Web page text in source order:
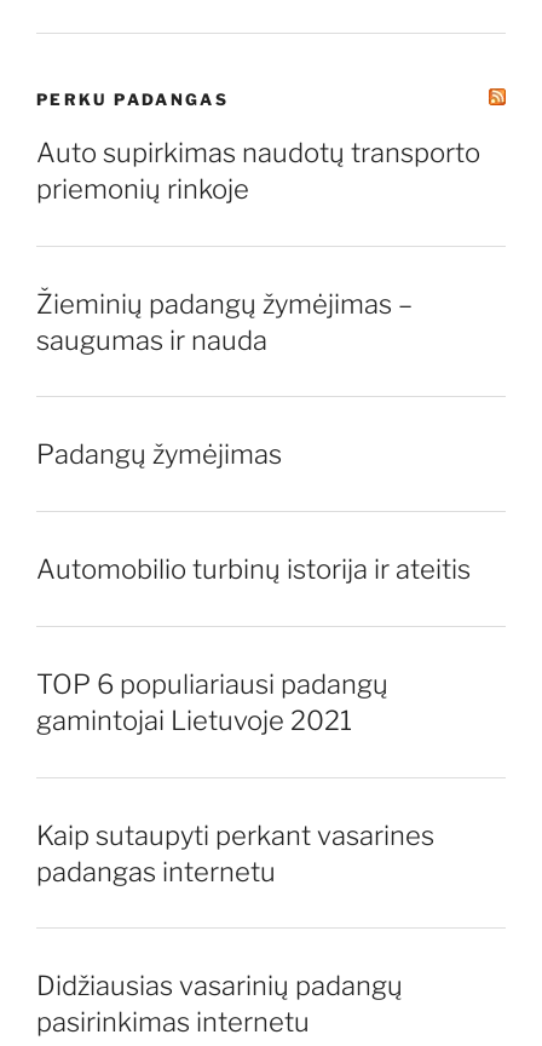
PERKU PADANGAS
Auto supirkimas naudotų transporto
priemonių rinkoje
Žieminių padangų žymėjimas –
saugumas ir nauda
Padangų žymėjimas
Automobilio turbinų istorija ir ateitis
TOP 6 populiariausi padangų
gamintojai Lietuvoje 2021
Kaip sutaupyti perkant vasarines
padangas internetu
Didžiausias vasarinių padangų
pasirinkimas internetu